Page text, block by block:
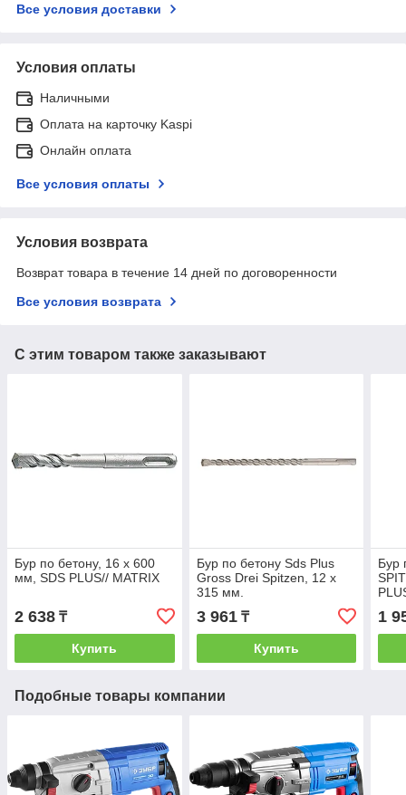
Все условия доставки
Условия оплаты
Наличными
Оплата на карточку Kaspi
Онлайн оплата
Все условия оплаты
Условия возврата
Возврат товара в течение 14 дней по договоренности
Все условия возврата
С этим товаром также заказывают
Бур по бетону, 16 x 600
мм, SDS PLUS// MATRIX
2 638 ₸
Купить
Бур по бетону Sds Plus
Gross Drei Spitzen, 12 х
315 мм.
3 961₸
Купить
Бур
1
Подобные товары компании